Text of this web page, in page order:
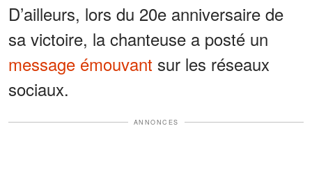
D’ailleurs, lors du 20e anniversaire de
sa victoire, la chanteuse a posté un
message émouvant sur les réseaux
sociaux.
ANNONCES